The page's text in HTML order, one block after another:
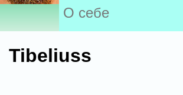
О себе
Tibeliuss